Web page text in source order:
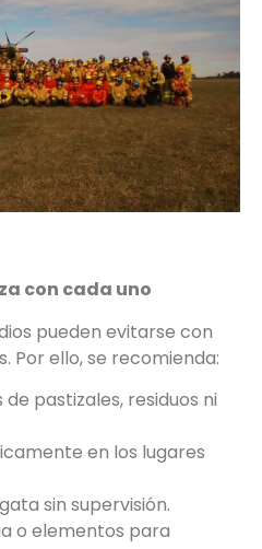
con cada uno
pueden evitarse con
Por ello, se recomienda:
pastizales, residuos ni
en los lugares
sin supervisión.
o elementos para